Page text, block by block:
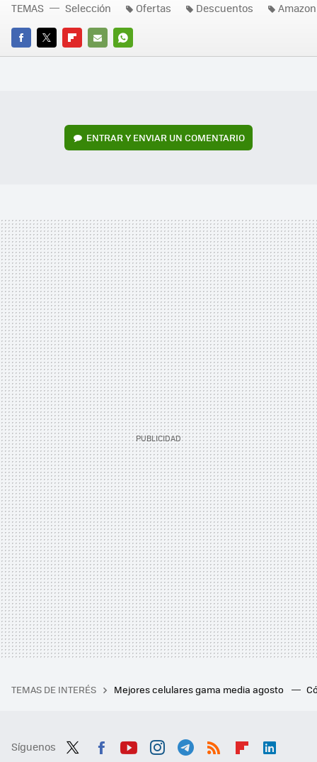
FACEBOOK
TWITTERFLIPBOARD
E-
WHATSAPP
TEMAS Selección Ofertas Descuentos
ENTRAR Y ENVIAR UN COMENTARIO
TEMAS DE INTERÉS Mejores celulares gama media agosto
Síguenos